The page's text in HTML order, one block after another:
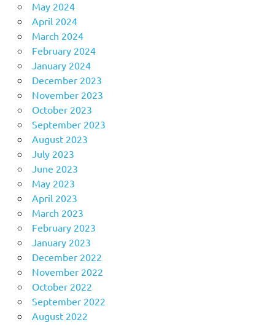
May 2024
April 2024
March 2024
February 2024
January 2024
December 2023
November 2023
October 2023
September 2023
August 2023
July 2023
June 2023
May 2023
April 2023
March 2023
February 2023
January 2023
December 2022
November 2022
October 2022
September 2022
August 2022